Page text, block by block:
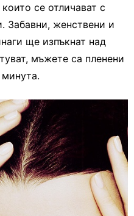
се отличават с
Забавни, женствени и
ще изпъкнат над
мъжете са пленени